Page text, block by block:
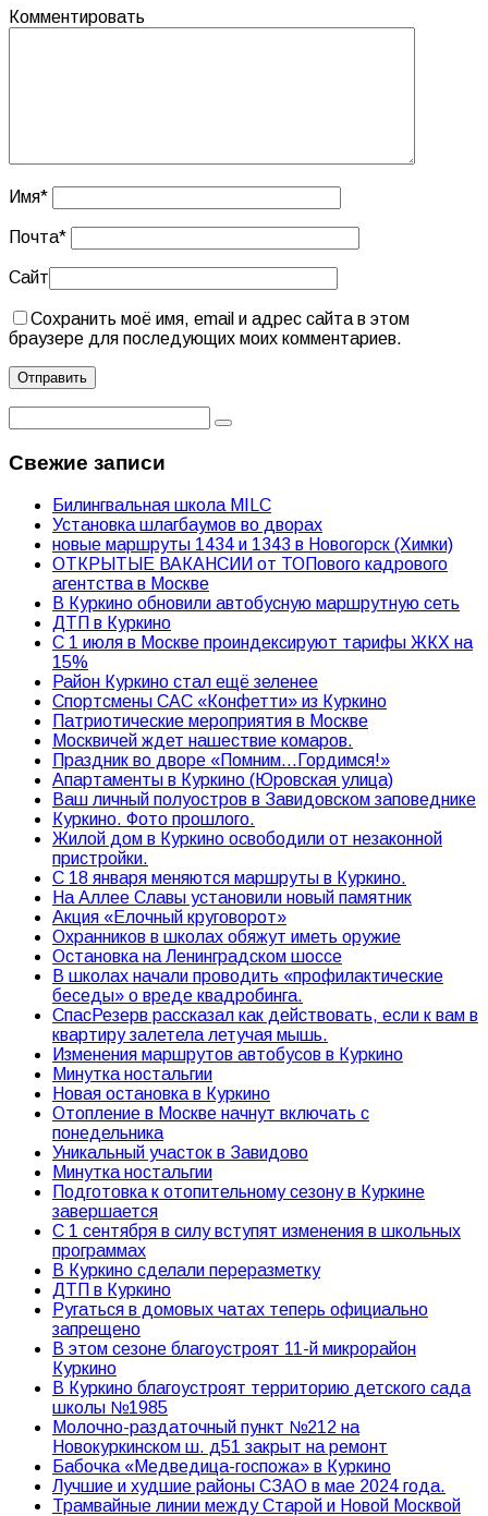
Комментировать
Имя*
Почта*
Сайт
Сохранить моё имя, email и адрес сайта в этом
браузере для последующих моих комментариев.
Свежие записи
Билингвальная школа MILC
Установка шлагбаумов во дворах
новые маршруты 1434 и 1343 в Новогорск (Химки)
ОТКРЫТЫЕ ВАКАНСИИ от ТОПового кадрового
агентства в Москве
В Куркино обновили автобусную маршрутную сеть
ДТП в Куркино
С 1 июля в Москве проиндексируют тарифы ЖКХ на
15%
Район Куркино стал ещё зеленее
Спортсмены САС «Конфетти» из Куркино
Патриотические мероприятия в Москве
Москвичей ждет нашествие комаров.
Праздник во дворе «Помним…Гордимся!»
Апартаменты в Куркино (Юровская улица)
Ваш личный полуостров в Завидовском заповеднике
Куркино. Фото прошлого.
Жилой дом в Куркино освободили от незаконной
пристройки.
С 18 января меняются маршруты в Куркино.
На Аллее Славы установили новый памятник
Акция «Елочный круговорот»
Охранников в школах обяжут иметь оружие
Остановка на Ленинградском шоссе
В школах начали проводить «профилактические
беседы» о вреде квадробинга.
СпасРезерв рассказал как действовать, если к вам в
квартиру залетела летучая мышь.
Изменения маршрутов автобусов в Куркино
Минутка ностальгии
Новая остановка в Куркино
Отопление в Москве начнут включать с
понедельника
Уникальный участок в Завидово
Минутка ностальгии
Подготовка к отопительному сезону в Куркине
завершается
С 1 сентября в силу вступят изменения в школьных
программах
В Куркино сделали переразметку
ДТП в Куркино
Ругаться в домовых чатах теперь официально
запрещено
В этом сезоне благоустроят 11-й микрорайон
Куркино
В Куркино благоустроят территорию детского сада
школы №1985
Молочно-раздаточный пункт №212 на
Новокуркинском ш. д51 закрыт на ремонт
Бабочка «Медведица-госпожа» в Куркино
Лучшие и худшие районы СЗАО в мае 2024 года.
Трамвайные линии между Старой и Новой Москвой